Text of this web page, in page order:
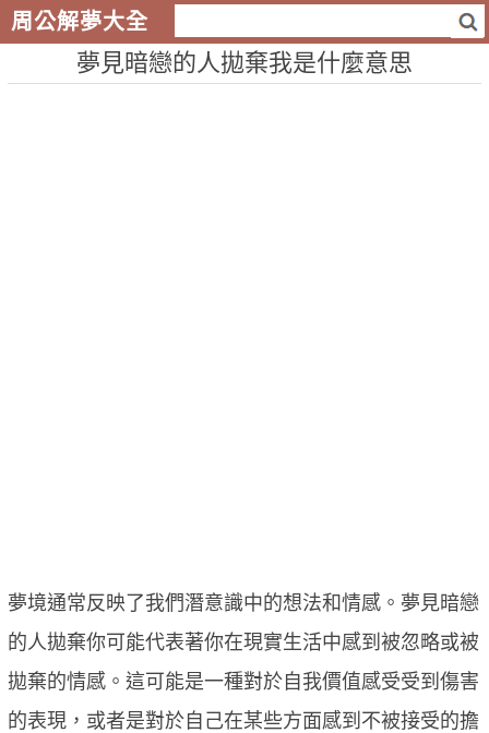
周公解夢大全
夢見暗戀的人拋棄我是什麼意思
夢境通常反映了我們潛意識中的想法和情感。夢見暗戀
的人拋棄你可能代表著你在現實生活中感到被忽略或被
拋棄的情感。這可能是一種對於自我價值感受受到傷害
的表現，或者是對於自己在某些方面感到不被接受的擔